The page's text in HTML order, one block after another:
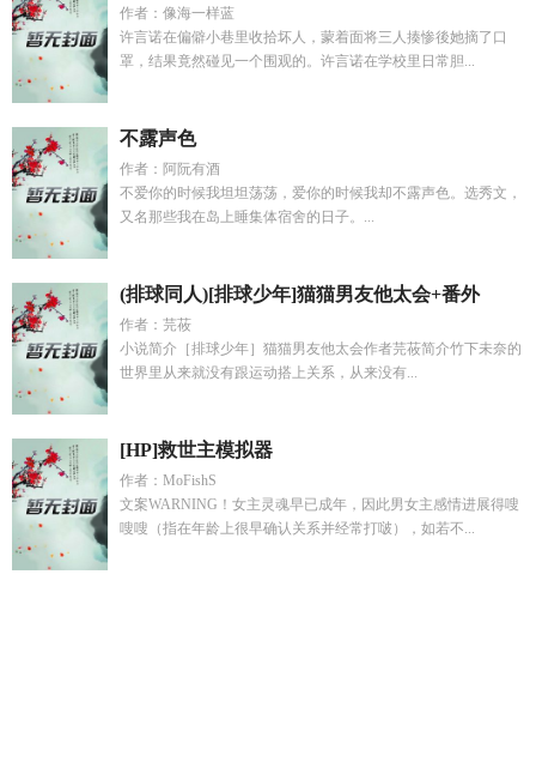
作者：像海一样蓝
许言诺在偏僻小巷里收拾坏人，蒙着面将三人揍惨後她摘了口
罩，结果竟然碰见一个围观的。许言诺在学校里日常胆...
不露声色
作者：阿阮有酒
不爱你的时候我坦坦荡荡，爱你的时候我却不露声色。选秀文，
又名那些我在岛上睡集体宿舍的日子。...
(排球同人)[排球少年]猫猫男友他太会+番外
作者：芫莜
小说简介［排球少年］猫猫男友他太会作者芫莜简介竹下未奈的
世界里从来就没有跟运动搭上关系，从来没有...
[HP]救世主模拟器
作者：MoFishS
文案WARNING！女主灵魂早已成年，因此男女主感情进展得嗖
嗖嗖（指在年龄上很早确认关系并经常打啵），如若不...